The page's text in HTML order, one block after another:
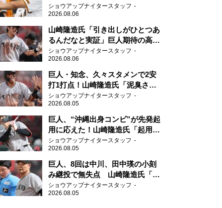
「一歩でも遅れたら…」
ショウアップナイタースタッフ
2026.08.06
山崎隆造氏「引き出しがひとつあ
るんだなと実証」巨人期待の高卒
2年目が技あり安打
ショウアップナイタースタッフ
2026.08.06
巨人・知念、久々スタメンで2安
打1打点！山崎隆造氏「泥臭さを
感じる」、「ジャイアンツには少
ないタイプ」
ショウアップナイタースタッフ
2026.08.05
巨人、“沖縄出身コンビ”が先発起
用に応えた！山崎隆造氏「起用が
当たった」
ショウアップナイタースタッフ
2026.08.05
巨人、8回は中川、田中瑛の小刻
み継投で無失点 山崎隆造氏「確
実に勝ちにいくところ」
ショウアップナイタースタッフ
2026.08.05